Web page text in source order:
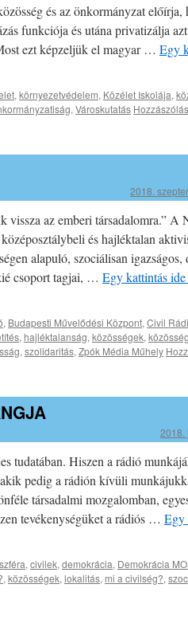
és az önkormányzat
funkciója és utána privatizálja
ezt képzeljük el magyar … Egy
, környezetvédelem, Közélet Iskolája,
, Városkutatás
2018.
az emberi társadalomra.” A
és hajléktalan
alapuló, szociálisan igazságos,
csoport tagjai, … Egy kattintás ide
, Budapesti Művelődési Központ, Civil
, hajléktalanság, közösségek,
, szolidaritás, Zpók Média Műhely
2018.
tudatában. Hiszen a rádió
pedig a rádión kívüli
társadalmi mozgalomban,
tevékenységüket a rádiós … Egy
, civilek, demokrácia, Demokrácia
, közösségek, lokalitás, mi a civilség?,